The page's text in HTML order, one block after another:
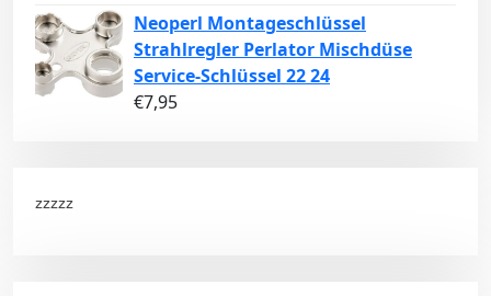
Neoperl Montageschlüssel
Strahlregler Perlator Mischdüse
Service-Schlüssel 22 24
€7,95
zzzzz